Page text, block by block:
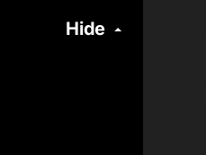
Hide